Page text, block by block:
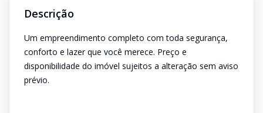
Descrição
Um empreendimento completo com toda segurança,
conforto e lazer que você merece. Preço e
disponibilidade do imóvel sujeitos a alteração sem aviso
prévio.